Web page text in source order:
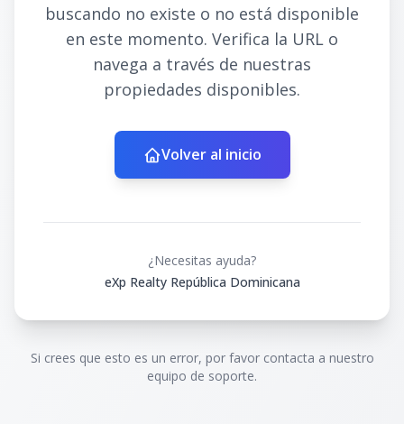
buscando no existe o no está disponible
en este momento. Verifica la URL o
navega a través de nuestras
propiedades disponibles.
Volver al inicio
¿Necesitas ayuda?
eXp Realty República Dominicana
Si crees que esto es un error, por favor contacta a nuestro
equipo de soporte.